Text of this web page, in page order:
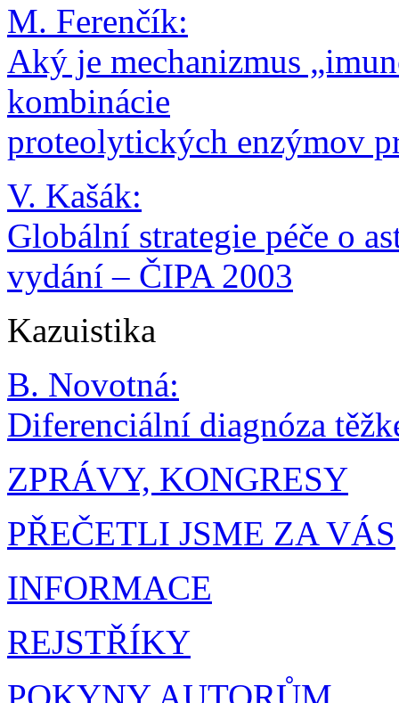
M. Ferenčík:
Aký je mechanizmus
kombinácie
proteolytických enzýmov
V. Kašák:
Globální strategie péče o
vydání – ČIPA 2003
Kazuistika
B. Novotná:
Diferenciální diagnóza
ZPRÁVY, KONGRESY
PŘEČETLI JSME ZA VÁS
INFORMACE
REJSTŘÍKY